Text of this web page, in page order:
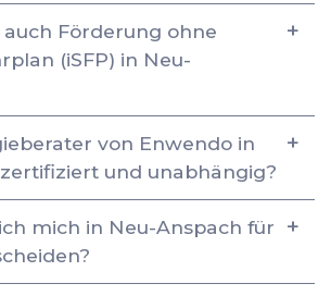
Förderung ohne
(iSFP) in Neu-
von Enwendo in
und unabhängig?
mich in Neu-Anspach für